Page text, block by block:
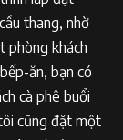
thang, nhờ
phòng khách
ăn, bạn có
cà phê buổi
cũng đặt một